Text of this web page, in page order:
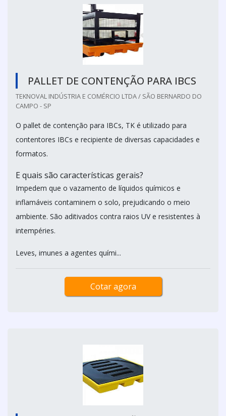
PALLET DE CONTENÇÃO PARA IBCS
TEKNOVAL INDÚSTRIA E COMÉRCIO LTDA / SÃO BERNARDO DO
CAMPO - SP
O pallet de contenção para IBCs, TK é utilizado para
contentores IBCs e recipiente de diversas capacidades e
formatos.
E quais são características gerais?
Impedem que o vazamento de líquidos químicos e
inflamáveis contaminem o solo, prejudicando o meio
ambiente. São aditivados contra raios UV e resistentes à
intempéries.
Leves, imunes a agentes quími...
Cotar agora